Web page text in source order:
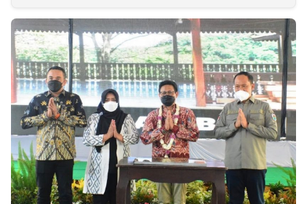
INDONESIA
Partner
Insight
NTB
Suara
Time
Lens
IDN
Daily
Jogja
Jalan
Rakyat
Idealita
News
Kita
Notice
Dinamikapost.com
Radar
Baru
Seedbacklink
Follow
Kabarbaru